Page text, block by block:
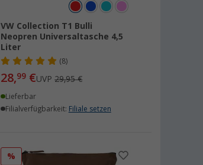
VW Collection T1 Bulli
Neopren Universaltasche 4,5
Liter
(8)
28,99 €UVP29,95 €
Lieferbar
Filialverfügbarkeit: Filiale setzen
%